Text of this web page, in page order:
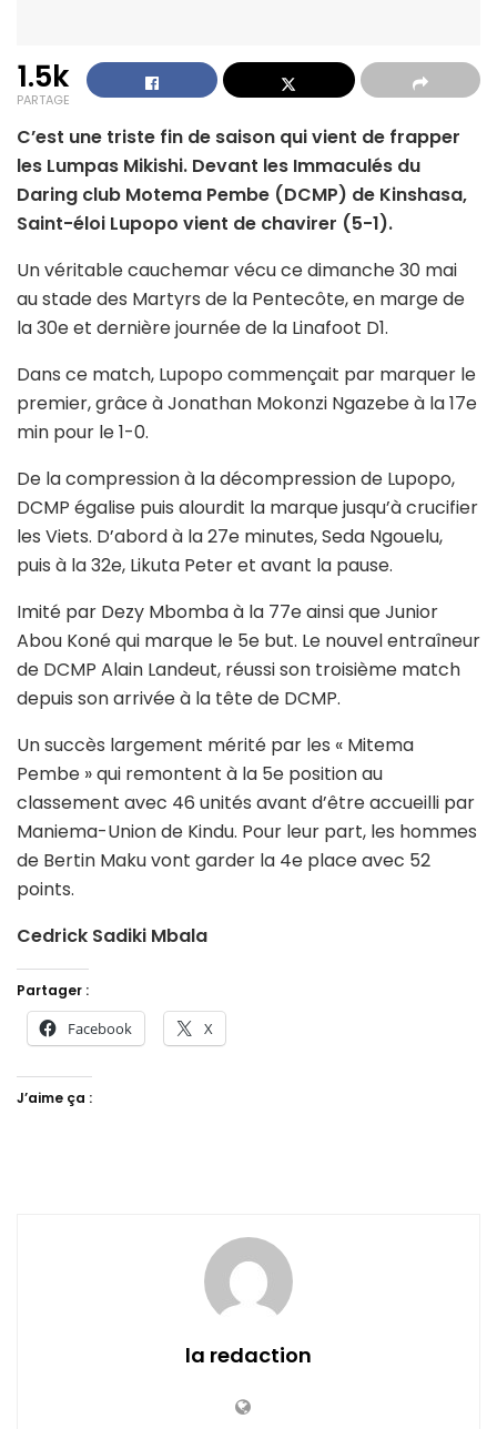
1.5k
PARTAGE
C’est une triste fin de saison qui vient de frapper
les Lumpas Mikishi. Devant les Immaculés du
Daring club Motema Pembe (DCMP) de Kinshasa,
Saint-éloi Lupopo vient de chavirer (5-1).
Un véritable cauchemar vécu ce dimanche 30 mai
au stade des Martyrs de la Pentecôte, en marge de
la 30e et dernière journée de la Linafoot D1.
Dans ce match, Lupopo commençait par marquer le
premier, grâce à Jonathan Mokonzi Ngazebe à la 17e
min pour le 1-0.
De la compression à la décompression de Lupopo,
DCMP égalise puis alourdit la marque jusqu’à crucifier
les Viets. D’abord à la 27e minutes, Seda Ngouelu,
puis à la 32e, Likuta Peter et avant la pause.
Imité par Dezy Mbomba à la 77e ainsi que Junior
Abou Koné qui marque le 5e but. Le nouvel entraîneur
de DCMP Alain Landeut, réussi son troisième match
depuis son arrivée à la tête de DCMP.
Un succès largement mérité par les « Mitema
Pembe » qui remontent à la 5e position au
classement avec 46 unités avant d’être accueilli par
Maniema-Union de Kindu. Pour leur part, les hommes
de Bertin Maku vont garder la 4e place avec 52
points.
Cedrick Sadiki Mbala
Partager :
Facebook X
J’aime ça :
la redaction